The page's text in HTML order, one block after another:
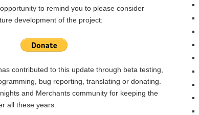
to remind you to please consider
development of the project:
contributed to this update through beta testing,
bug reporting, translating or donating.
and Merchants community for keeping the
all these years.